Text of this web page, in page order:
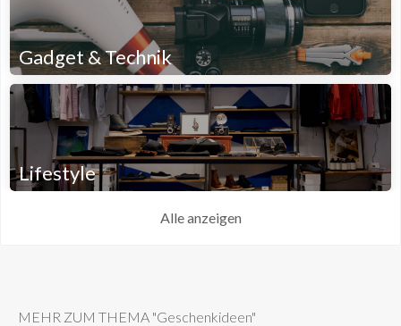
Gadget & Technik
Lifestyle
Alle anzeigen
MEHR ZUM THEMA "Geschenkideen"